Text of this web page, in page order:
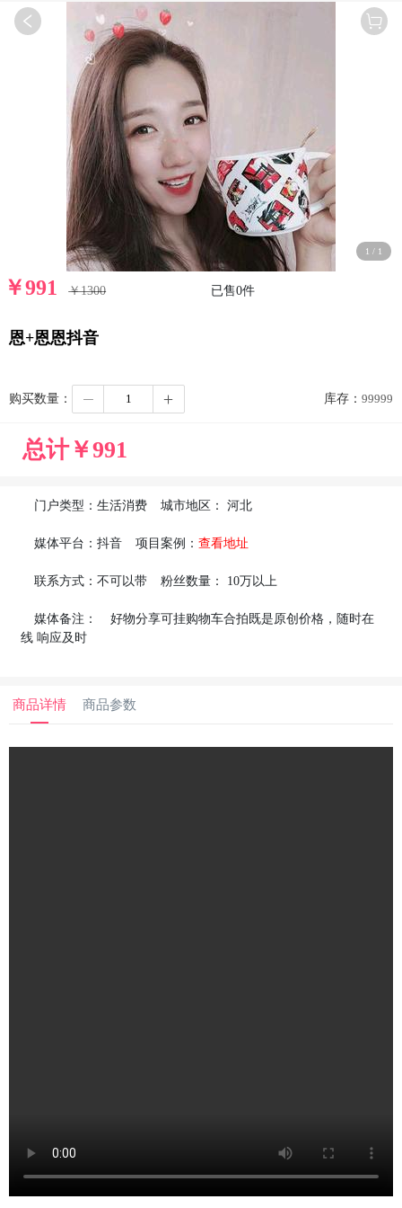
1 / 1
￥991 ￥1300 已售0件
恩+恩恩抖音
购买数量： 库存： 99999
总计￥991
门户类型： 生活消费 城市地区： 河北
媒体平台： 抖音 项目案例： 查看地址
联系方式： 不可以带 粉丝数量： 10万以上
媒体备注：
好物分享可挂购物车合拍既是原创价格，随时在
线 响应及时
商品详情 商品参数